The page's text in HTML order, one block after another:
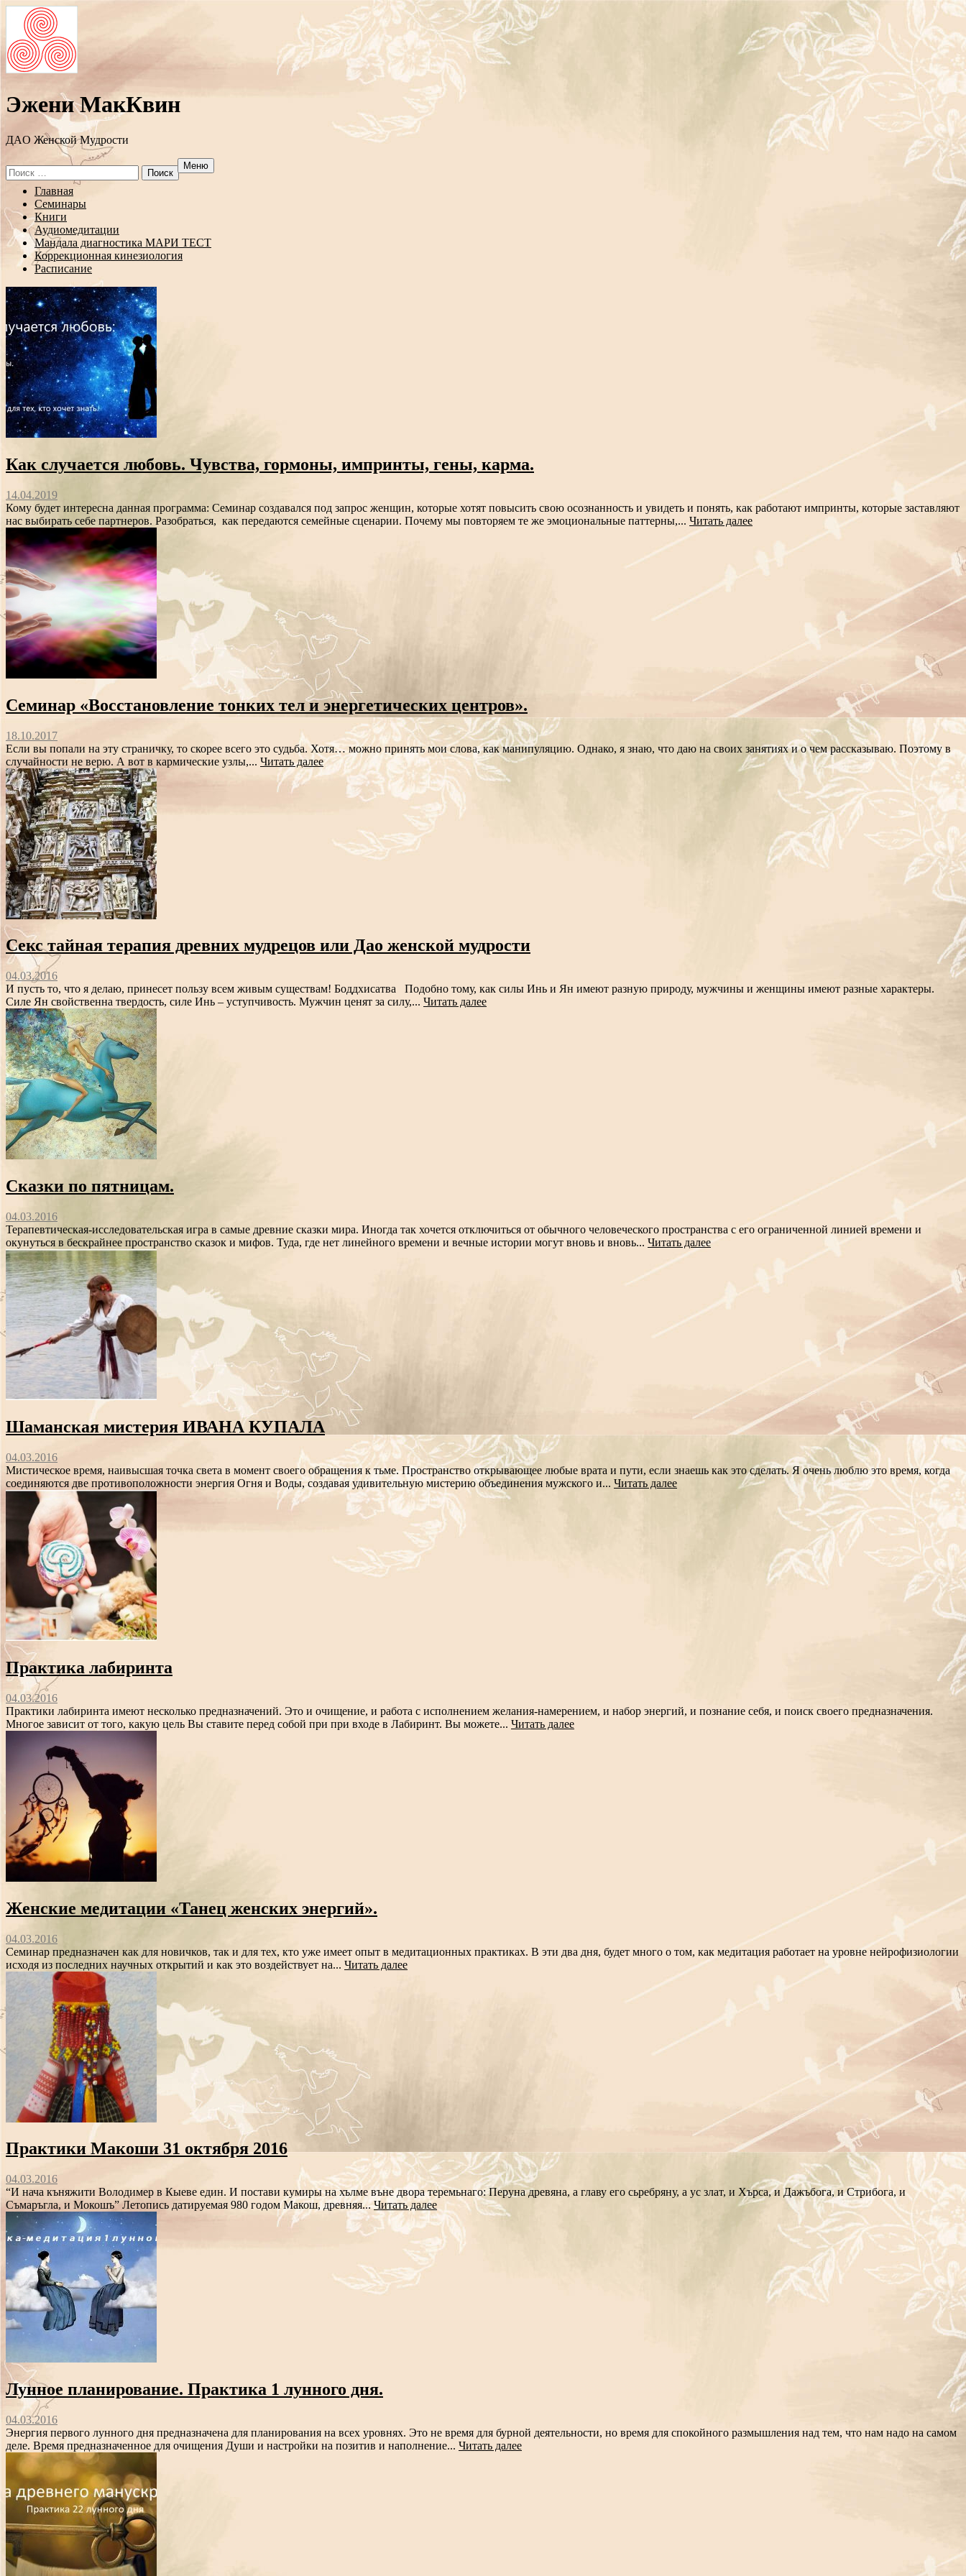
Эжени МакКвин
ДAO Женской Мудрости
Search
for:
Меню
Перейти
содержанию
Главная
Семинары
Книги
Аудиомедитации
Мандала диагностика МАРИ ТЕСТ
Коррекционная кинезиология
Расписание
Как случается любовь. Чувства, гормоны, импринты, гены, карма.
14.04.2019
Кому будет интересна данная программа: Семинар создавался под запрос женщин, которые хотят повысить свою осознанность и увидеть и понять, как работают импринты, которые заставляют
нас выбирать себе партнеров. Разобраться, как передаются семейные сценарии. Почему мы повторяем те же эмоциональные паттерны,... Читать далее
Семинар «Восстановление тонких тел и энергетических центров».
18.10.2017
Если вы попали на эту страничку, то скорее всего это судьба. Хотя… можно принять мои слова, как манипуляцию. Однако, я знаю, что даю на своих занятиях и о чем рассказываю. Поэтому в
случайности не верю. А вот в кармические узлы,... Читать далее
Секс тайная терапия древних мудрецов или Дао женской мудрости
04.03.2016
И пусть то, что я делаю, принесет пользу всем живым существам! Боддхисатва Подобно тому, как силы Инь и Ян имеют разную природу, мужчины и женщины имеют разные характеры.
Силе Ян свойственна твердость, силе Инь – уступчивость. Мужчин ценят за силу,... Читать далее
Сказки по пятницам.
04.03.2016
Терапевтическая-исследовательская игра в самые древние сказки мира. Иногда так хочется отключиться от обычного человеческого пространства с его ограниченной линией времени и
окунуться в бескрайнее пространство сказок и мифов. Туда, где нет линейного времени и вечные истории могут вновь и вновь... Читать далее
Шаманская мистерия ИВАНА КУПАЛА
04.03.2016
Мистическое время, наивысшая точка света в момент своего обращения к тьме. Пространство открывающее любые врата и пути, если знаешь как это сделать. Я очень люблю это время, когда
соединяются две противоположности энергия Огня и Воды, создавая удивительную мистерию объединения мужского и... Читать далее
Практика лабиринта
04.03.2016
Практики лабиринта имеют несколько предназначений. Это и очищение, и работа с исполнением желания-намерением, и набор энергий, и познание себя, и поиск своего предназначения.
Многое зависит от того, какую цель Вы ставите перед собой при при входе в Лабиринт. Вы можете... Читать далее
Женские медитации «Танец женских энергий».
04.03.2016
Семинар предназначен как для новичков, так и для тех, кто уже имеет опыт в медитационных практиках. В эти два дня, будет много о том, как медитация работает на уровне нейрофизиологии
исходя из последних научных открытий и как это воздействует на... Читать далее
Практики Макоши 31 октября 2016
04.03.2016
“И нача къняжити Володимер в Кыеве един. И постави кумиры на хълме въне двора теремьнаго: Перуна древяна, а главу его сьребряну, а ус злат, и Хърса, и Дажъбога, и Стрибога, и
Съмаръгла, и Мокошъ” Летопись датируемая 980 годом Макош, древняя...Читать далее
Лунное планирование. Практика 1 лунного дня.
04.03.2016
Энергия первого лунного дня предназначена для планирования на всех уровнях. Это не время для бурной деятельности, но время для спокойного размышления над тем, что нам надо на самом
деле. Время предназначенное для очищения Души и настройки на позитив и наполнение... Читать далее